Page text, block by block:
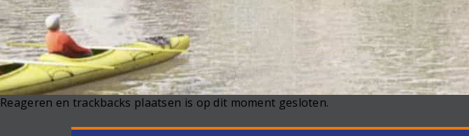
Reageren en trackbacks plaatsen is op dit moment gesloten.